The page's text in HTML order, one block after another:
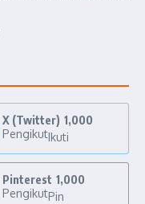
X (Twitter) 1,000
PengikutIkuti
Pinterest 1,000
PengikutPin